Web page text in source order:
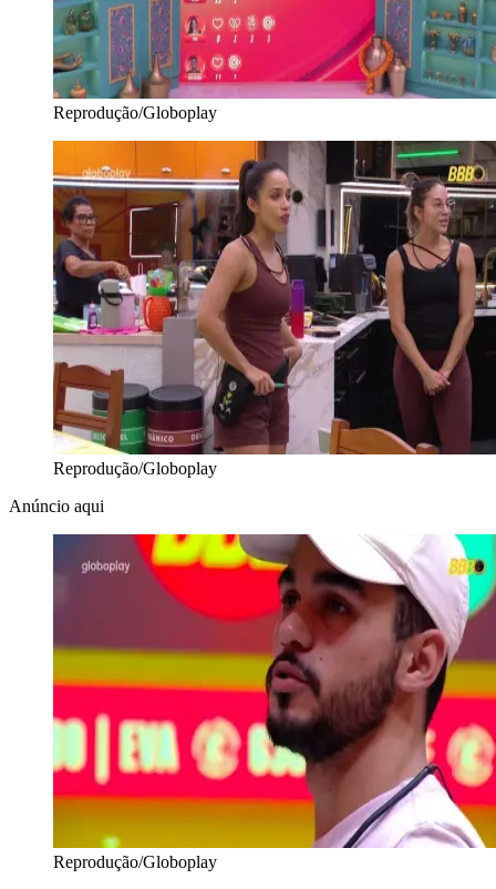
Reprodução/Globoplay
Reprodução/Globoplay
Anúncio aqui
Reprodução/Globoplay